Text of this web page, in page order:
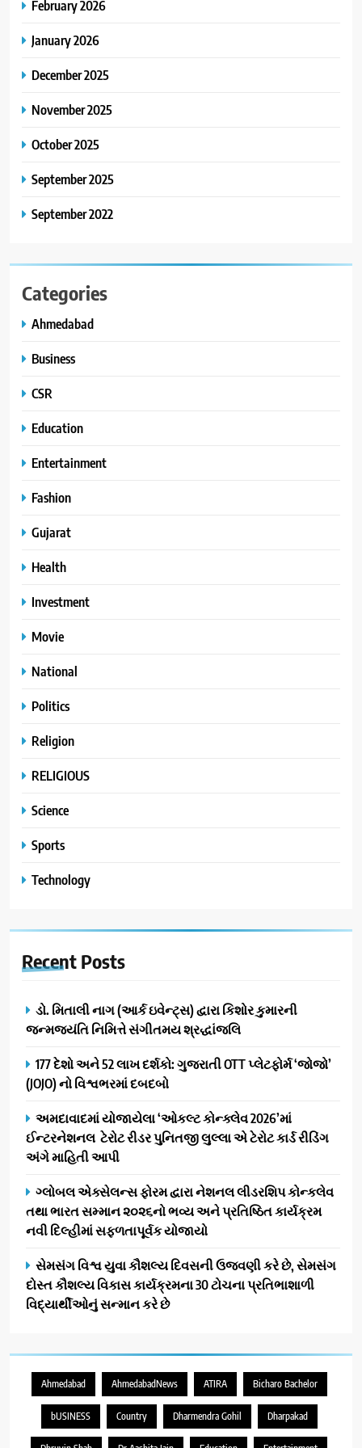
8
February 2026
January 2026
December 2025
November 2025
October 2025
September 2025
September 2022
Categories
Ahmedabad
Business
CSR
Education
Entertainment
Fashion
Gujarat
Health
Investment
Movie
National
Politics
Religion
RELIGIOUS
Science
Sports
Technology
Recent Posts
ડો. મિતાલી નાગ (આર્ક ઇવેન્ટ્સ) દ્વારા કિશોર કુમારની
જન્મજયંતિ નિમિત્તે સંગીતમય શ્રદ્ધાંજલિ
177 દેશો અને 52 લાખ દર્શકો: ગુજરાતી OTT પ્લેટફોર્મ ‘જોજો’
(JOJO) નો વિશ્વભરમાં દબદબો
અમદાવાદમાં યોજાયેલા ‘ઓકલ્ટ કોન્ક્લેવ 2026’માં
ઈન્ટરનેશનલ ટેરોટ રીડર પુનિતજી લુલ્લા એ ટેરોટ કાર્ડ રીડિંગ
અંગે માહિતી આપી
ગ્લોબલ એક્સેલન્સ ફોરમ દ્વારા નેશનલ લીડરશિપ કોન્કલેવ
તથા ભારત સમ્માન ૨૦૨૬નો ભવ્ય અને પ્રતિષ્ઠિત કાર્યક્રમ
નવી દિલ્હીમાં સફળતાપૂર્વક યોજાયો
સેમસંગ વિશ્વ યુવા કૌશલ્ય દિવસની ઉજવણી કરે છે, સેમસંગ
દોસ્ત કૌશલ્ય વિકાસ કાર્યક્રમના 30 ટોચના પ્રતિભાશાળી
વિદ્યાર્થીઓનું સન્માન કરે છે
Ahmedabad AhmedabadNews ATIRA Bicharo Bachelor
bUSINESS Country Dharmendra Gohil Dharpakad